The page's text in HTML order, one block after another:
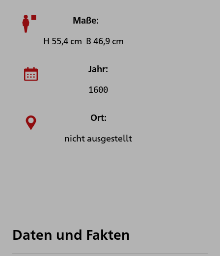
Maße:
H 55,4 cm B 46,9 cm
Jahr:
1600
Ort:
nicht ausgestellt
Daten und Fakten